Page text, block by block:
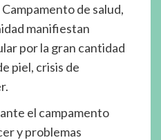
de salud,
manifiestan
por la gran cantidad
piel, crisis de
el campamento
y problemas